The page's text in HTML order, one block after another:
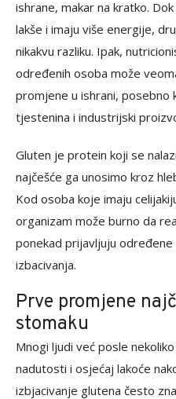
ishrane, makar na kratko.
lakše i imaju više energije,
nikakvu razliku. Ipak,
određenih osoba može
promjene u ishrani, posebno
tjestenina i industrijski
Gluten je protein koji se
najčešće ga unosimo kroz
Kod osoba koje imaju
organizam može burno da
ponekad prijavljuju
izbacivanja.
Prve promjene
stomaku
Mnogi ljudi već posle
nadutosti i osjećaj lakoće
izbjacivanje glutena često